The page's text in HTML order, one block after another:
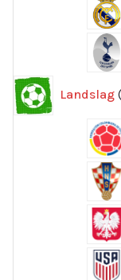
Landslag